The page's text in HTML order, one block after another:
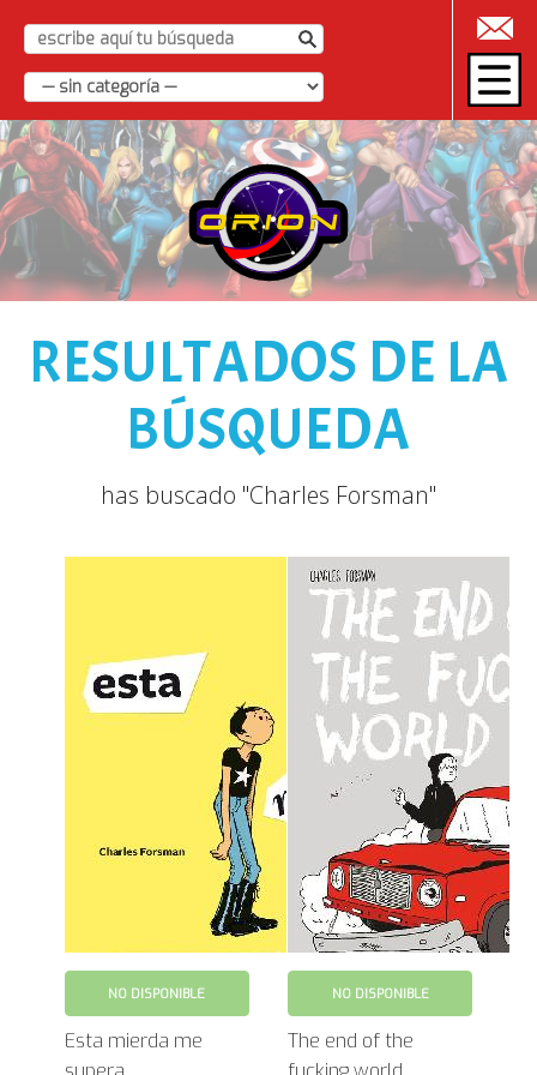
|
RESULTADOS DE LA
BÚSQUEDA
has buscado "Charles Forsman"
NO DISPONIBLE
Esta mierda me
NO DISPONIBLE
The end of the